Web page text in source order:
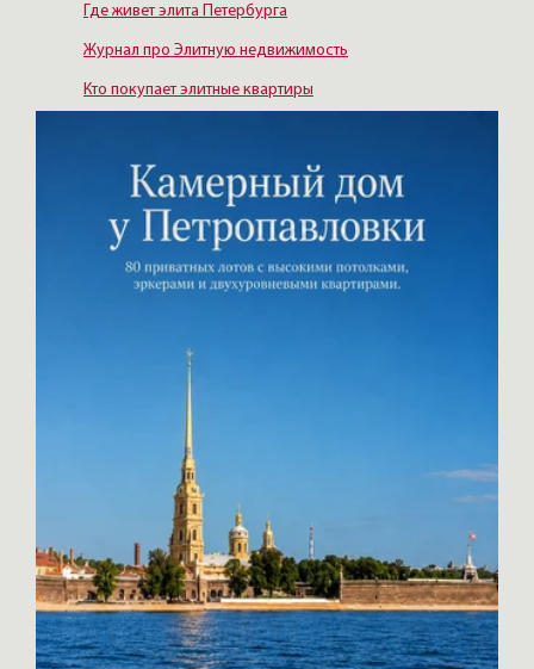
Где живет элита Петербурга
Журнал про Элитную недвижимость
Кто покупает элитные квартиры